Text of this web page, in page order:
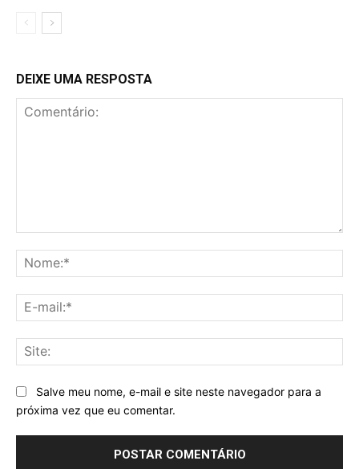
DEIXE UMA RESPOSTA
Salve meu nome, e-mail e site neste navegador para a
próxima vez que eu comentar.